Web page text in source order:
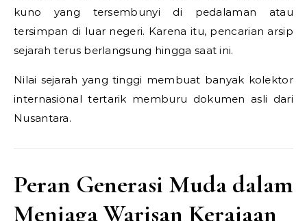
kuno yang tersembunyi di pedalaman atau
tersimpan di luar negeri. Karena itu, pencarian arsip
sejarah terus berlangsung hingga saat ini.
Nilai sejarah yang tinggi membuat banyak kolektor
internasional tertarik memburu dokumen asli dari
Nusantara.
Peran Generasi Muda dalam
Menjaga Warisan Kerajaan